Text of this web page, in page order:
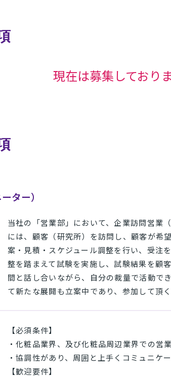
現在は募集しており
ター）
当社の「営業部」において、企業訪問営業
には、顧客（研究所）を訪問し、顧客が希
案・見積・スケジュール調整を行い、受注
整を踏まえて試験を実施し、試験結果を顧
間と話し合いながら、自分の裁量で活動で
て新たな展開も立案中であり、参加して頂
【必須条件】
・化粧品業界、及び化粧品周辺業界での営
・協調性があり、周囲と上手くコミュニケ
【歓迎要件】